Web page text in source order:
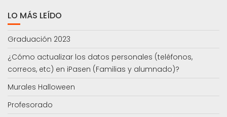
LO MÁS LEÍDO
Graduación 2023
¿Cómo actualizar los datos personales (teléfonos,
correos, etc) en iPasen (Familias y alumnado)?
Murales Halloween
Profesorado